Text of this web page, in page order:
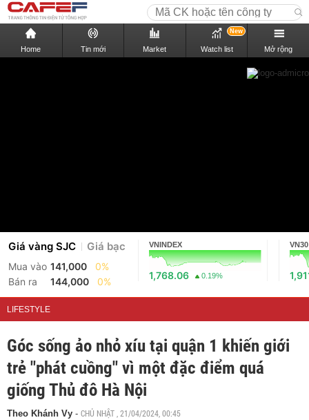
Home Tin mới Market Watch list
New
Mở rộng
Giá vàng SJC Giá bạc
Mua vào 141,000
0%
Bán ra
144,000 0%
VNINDEX
1,768.06 0.19%
VN30
LIFESTYLE
Góc sống ảo nhỏ xíu tại quận 1 khiến giới
trẻ "phát cuồng" vì một đặc điểm quá
giống Thủ đô Hà Nội
Theo Khánh Vy - CHỦ NHẬT , 21/04/2024, 00:45